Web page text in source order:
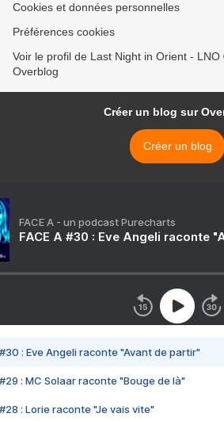
Cookies et données personnelles
Préférences cookies
Voir le profil de Last Night in Orient -
Overblog
Créer un blog sur
Créer un blog
FACE A - un podcast Purecharts
FACE A #30 : Eve Angeli raconte
#30 : Eve Angeli raconte "Avant de partir"
#29 : MC Solaar raconte "Bouge de là"
#28 : Lorie raconte "Je vais vite"